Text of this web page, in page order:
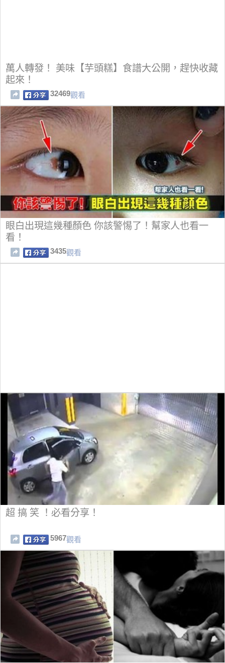
萬人轉發！ 美味【芋頭糕】食譜大公開，趕快收藏
起來！
32469觀看
眼白出現這幾種顏色 你該警惕了！幫家人也看一
看！
3435觀看
超 搞 笑 ！必看分享！
5967觀看